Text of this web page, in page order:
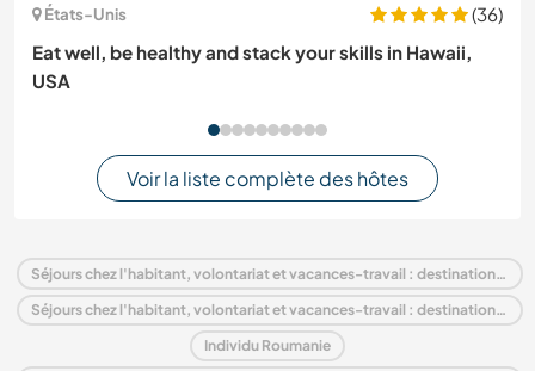
États-Unis
(36)
Eat well, be healthy and stack your skills in Hawaii,
USA
Voir la liste complète des hôtes
Séjours chez l'habitant, volontariat et vacances-travail : destination Roumanie
Séjours chez l'habitant, volontariat et vacances-travail : destination Europe
Individu Roumanie